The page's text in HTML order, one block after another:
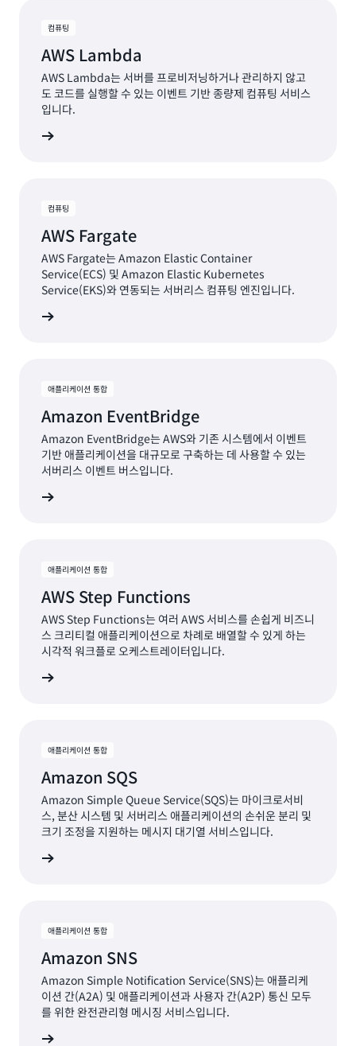
컴퓨팅
AWS Lambda
AWS Lambda는 서버를 프로비저닝하거나 관리하지 않고
도 코드를 실행할 수 있는 이벤트 기반 종량제 컴퓨팅 서비스
입니다.
컴퓨팅
AWS Fargate
AWS Fargate는 Amazon Elastic Container
Service(ECS) 및 Amazon Elastic Kubernetes
Service(EKS)와 연동되는 서버리스 컴퓨팅 엔진입니다.
애플리케이션 통합
Amazon EventBridge
Amazon EventBridge는 AWS와 기존 시스템에서 이벤트
기반 애플리케이션을 대규모로 구축하는 데 사용할 수 있는
서버리스 이벤트 버스입니다.
애플리케이션 통합
AWS Step Functions
AWS Step Functions는 여러 AWS 서비스를 손쉽게 비즈니
스 크리티컬 애플리케이션으로 차례로 배열할 수 있게 하는
시각적 워크플로 오케스트레이터입니다.
애플리케이션 통합
Amazon SQS
Amazon Simple Queue Service(SQS)는 마이크로서비
스, 분산 시스템 및 서버리스 애플리케이션의 손쉬운 분리 및
크기 조정을 지원하는 메시지 대기열 서비스입니다.
애플리케이션 통합
Amazon SNS
Amazon Simple Notification Service(SNS)는 애플리케
이션 간(A2A) 및 애플리케이션과 사용자 간(A2P) 통신 모두
를 위한 완전관리형 메시징 서비스입니다.